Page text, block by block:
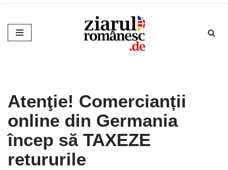
Sari
la
Atenţie! Comercianții
online din Germania
încep să TAXEZE
retururile